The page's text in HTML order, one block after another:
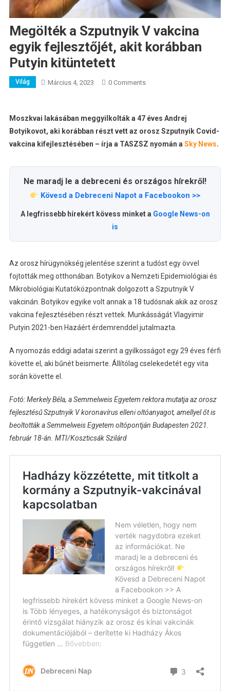
Megölték a Szputnyik V vakcina
egyik fejlesztőjét, akit korábban
Putyin kitüntetett
Világ Március 4, 2023 0 Comments
Moszkvai lakásában meggyilkolták a 47 éves Andrej
Botyikovot, aki korábban részt vett az orosz Szputnyik Covid-
vakcina kifejlesztésében – írja a TASZSZ nyomán a Sky News.
Ne maradj le a debreceni és országos hírekről!
Kövesd a Debreceni Napot a Facebookon >>
A legfrissebb hírekért kövess minket a Google News-on
is
Az orosz hírügynökség jelentése szerint a tudóst egy övvel
fojtották meg otthonában. Botyikov a Nemzeti Epidemiológiai és
Mikrobiológiai Kutatóközpontnak dolgozott a Szputnyik V
vakcinán. Botyikov egyike volt annak a 18 tudósnak akik az orosz
vakcina fejlesztésében részt vettek. Munkásságát Vlagyimir
Putyin 2021-ben Hazáért érdemrenddel jutalmazta.
A nyomozás eddigi adatai szerint a gyilkosságot egy 29 éves férfi
követte el, aki bűnét beismerte. Állítólag cselekedetét egy vita
során követte el.
Fotó: Merkely Béla, a Semmelweis Egyetem rektora mutatja az orosz
fejlesztésű Szputnyik V koronavírus elleni oltóanyagot, amellyel őt is
beoltották a Semmelweis Egyetem oltópontján Budapesten 2021.
február 18-án. MTI/Koszticsák Szilárd